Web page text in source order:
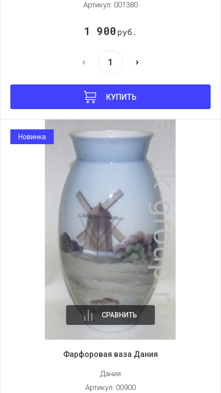
Артикул: 001380
1 900 руб.
КУПИТЬ
СРАВНИТЬ
Новинка
Фарфоровая ваза Дания
Дания
Артикул: 00900